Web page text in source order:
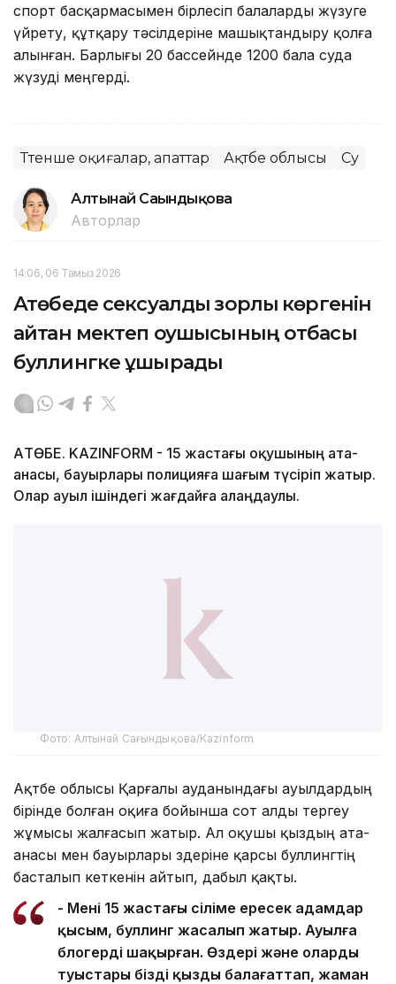
спорт басқармасымен бірлесіп балаларды жүзуге
үйрету, құтқару тәсілдеріне машықтандыру қолға
алынған. Барлығы 20 бассейнде 1200 бала суда
жүзуді меңгерді.
Төтенше оқиғалар, апаттар Ақтөбе облысы Су
Алтынай Сағындықова
Авторлар
14:06, 06 Тамыз 2026
Ақтөбеде сексуалдық зорлық көргенін
айтқан мектеп оқушысының отбасы
буллингке ұшырады
АҚТӨБЕ. KAZINFORM - 15 жастағы оқушының ата-
анасы, бауырлары полицияға шағым түсіріп жатыр.
Олар ауыл ішіндегі жағдайға алаңдаулы.
Фото: Алтынай Сағындықова/Kazinform
Ақтөбе облысы Қарғалы ауданындағы ауылдардың
бірінде болған оқиға бойынша сот алды тергеу
жұмысы жалғасып жатыр. Ал оқушы қыздың ата-
анасы мен бауырлары өздеріне қарсы буллингтің
басталып кеткенін айтып, дабыл қақты.
- Менің 15 жастағы сіңліме ересек адамдар
қысым, буллинг жасалып жатыр. Ауылға
блогерді шақырған. Өздері және олардың
туыстары біздің қызды балағаттап, жаман